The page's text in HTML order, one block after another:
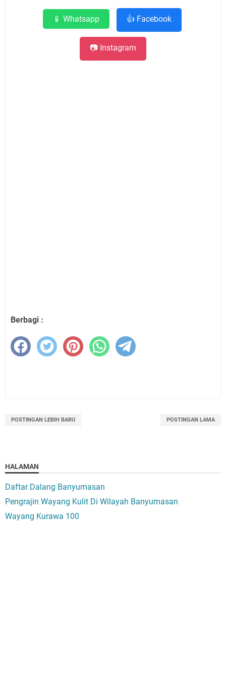
📱 Whatsapp 👍 Facebook
📷 Instagram
Berbagi :
POSTINGAN LEBIH BARU POSTINGAN LAMA
HALAMAN
Daftar Dalang Banyumasan
Pengrajin Wayang Kulit Di Wilayah Banyumasan
Wayang Kurawa 100